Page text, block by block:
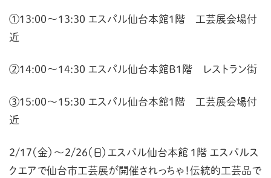
①13:00～13:30 エスパル仙台本館1階 工芸展会場付
近
②14:00～14:30 エスパル仙台本館B1階 レストラン街
③15:00～15:30 エスパル仙台本館1階 工芸展会場付
近
2/17（金）〜2/26（日）エスパル仙台本館 1階 エスパルス
クエアで仙台市工芸展が開催されっちゃ！伝統的工芸品で